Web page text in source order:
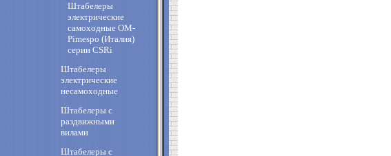
Штабелеры
электрические
самоходные OM-
Pimespo (Италия)
cерии CSRi
Штабелеры
электрические
несамоходные
Штабелеры с
раздвижными
вилами
Штабелеры с